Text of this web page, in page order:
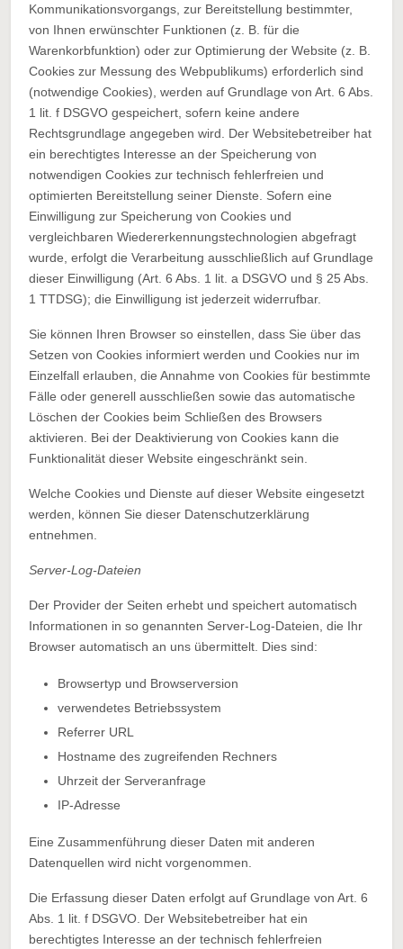
Kommunikationsvorgangs, zur Bereitstellung bestimmter,
von Ihnen erwünschter Funktionen (z. B. für die
Warenkorbfunktion) oder zur Optimierung der Website (z. B.
Cookies zur Messung des Webpublikums) erforderlich sind
(notwendige Cookies), werden auf Grundlage von Art. 6 Abs.
1 lit. f DSGVO gespeichert, sofern keine andere
Rechtsgrundlage angegeben wird. Der Websitebetreiber hat
ein berechtigtes Interesse an der Speicherung von
notwendigen Cookies zur technisch fehlerfreien und
optimierten Bereitstellung seiner Dienste. Sofern eine
Einwilligung zur Speicherung von Cookies und
vergleichbaren Wiedererkennungstechnologien abgefragt
wurde, erfolgt die Verarbeitung ausschließlich auf Grundlage
dieser Einwilligung (Art. 6 Abs. 1 lit. a DSGVO und § 25 Abs.
1 TTDSG); die Einwilligung ist jederzeit widerrufbar.
Sie können Ihren Browser so einstellen, dass Sie über das
Setzen von Cookies informiert werden und Cookies nur im
Einzelfall erlauben, die Annahme von Cookies für bestimmte
Fälle oder generell ausschließen sowie das automatische
Löschen der Cookies beim Schließen des Browsers
aktivieren. Bei der Deaktivierung von Cookies kann die
Funktionalität dieser Website eingeschränkt sein.
Welche Cookies und Dienste auf dieser Website eingesetzt
werden, können Sie dieser Datenschutzerklärung
entnehmen.
Server-Log-Dateien
Der Provider der Seiten erhebt und speichert automatisch
Informationen in so genannten Server-Log-Dateien, die Ihr
Browser automatisch an uns übermittelt. Dies sind:
Browsertyp und Browserversion
verwendetes Betriebssystem
Referrer URL
Hostname des zugreifenden Rechners
Uhrzeit der Serveranfrage
IP-Adresse
Eine Zusammenführung dieser Daten mit anderen
Datenquellen wird nicht vorgenommen.
Die Erfassung dieser Daten erfolgt auf Grundlage von Art. 6
Abs. 1 lit. f DSGVO. Der Websitebetreiber hat ein
berechtigtes Interesse an der technisch fehlerfreien